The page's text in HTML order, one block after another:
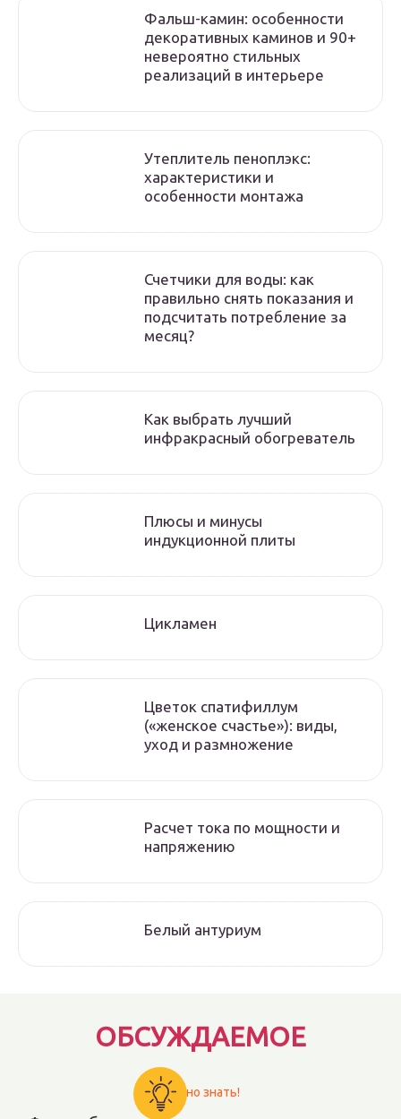
Фальш-камин: особенности
декоративных каминов и 90+
невероятно стильных
реализаций в интерьере
Утеплитель пеноплэкс:
характеристики и
особенности монтажа
Счетчики для воды: как
правильно снять показания и
подсчитать потребление за
месяц?
Как выбрать лучший
инфракрасный обогреватель
Плюсы и минусы
индукционной плиты
Цикламен
Цветок спатифиллум
(«женское счастье»): виды,
уход и размножение
Расчет тока по мощности и
напряжению
Белый антуриум
ОБСУЖДАЕМОЕ
Важно знать!